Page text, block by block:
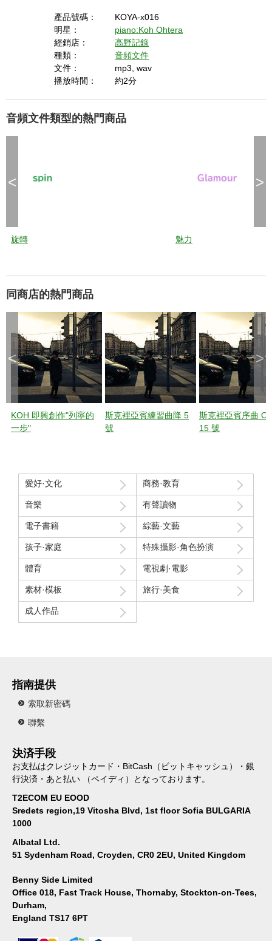
產品號碼：
KOYA-x016
明星：
piano:Koh Ohtera
經銷店：
高野記錄
種類：
音頻文件
文件：
mp3, wav
播放時間：
約2分
音頻文件類型的熱門商品
旋轉 魅力
< >
同商店的熱門商品
KOH 即興創作"列寧的
一步"
斯克裡亞賓練習曲降 5
號
斯克裡亞賓序曲
15 號
< >
愛好·文化 商務·教育
音樂 有聲讀物
電子書籍 綜藝·文藝
孩子·家庭 特殊攝影·角色扮演
體育 電視劇·電影
素材·模板 旅行·美食
成人作品
指南提供
索取新密碼
聯繫
決済手段
お支払はクレジットカード・BitCash（ビットキャッシュ）・銀
行決済・あと払い （ペイディ）となっております。
T2ECOM EU EOOD
Sredets region,19 Vitosha Blvd, 1st floor Sofia BULGARIA
1000
Albatal Ltd.
51 Sydenham Road, Croyden, CR0 2EU, United Kingdom
Benny Side Limited
Office 018, Fast Track House, Thornaby, Stockton-on-Tees,
Durham,
England TS17 6PT